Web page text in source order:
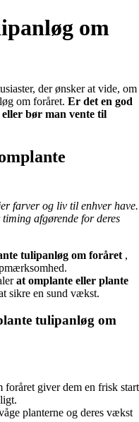
om
der ønsker at vide, om
om foråret. Er det en god
bør man vente til
farver og liv til enhver have.
afgørende for deres
tulipanløg om foråret ,
at omplante eller plante
sikre en sund vækst.
tulipanløg om
foråret giver dem en frisk start
planterne og deres vækst